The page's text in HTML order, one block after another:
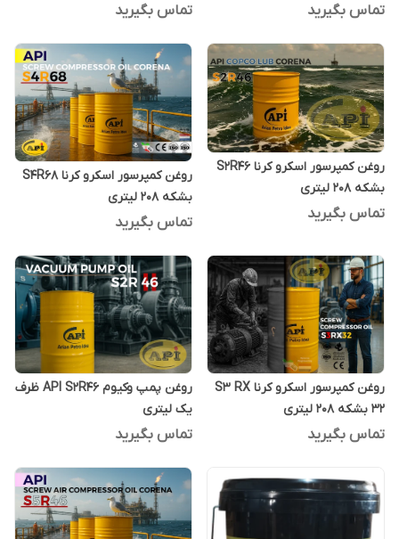
تماس بگیرید تماس بگیرید
روغن کمپرسور اسکرو کرنا S2R46
بشکه 208 لیتری
تماس بگیرید
روغن کمپرسور اسکرو کرنا S4R68
بشکه 208 لیتری
تماس بگیرید
روغن کمپرسور اسکرو کرنا S3 RX
32 بشکه 208 لیتری
تماس بگیرید
روغن پمپ وکیوم API S2R46 ظرف
یک لیتری
تماس بگیرید